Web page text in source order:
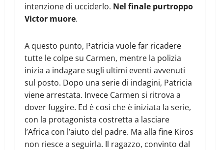
intenzione di ucciderlo. Nel finale purtroppo
Victor muore.
A questo punto, Patricia vuole far ricadere
tutte le colpe su Carmen, mentre la polizia
inizia a indagare sugli ultimi eventi avvenuti
sul posto. Dopo una serie di indagini, Patricia
viene arrestata. Invece Carmen si ritrova a
dover fuggire. Ed è così che è iniziata la serie,
con la protagonista costretta a lasciare
l’Africa con l’aiuto del padre. Ma alla fine Kiros
non riesce a seguirla. Il ragazzo, convinto dal